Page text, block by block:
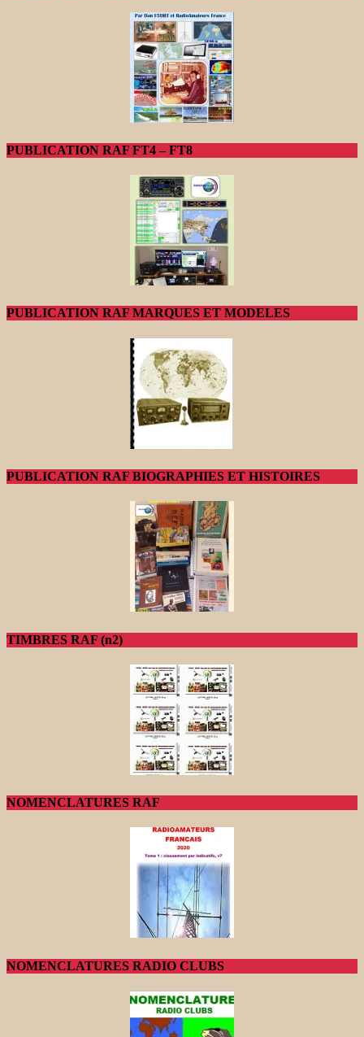
PUBLICATION RAF FT4 – FT8
PUBLICATION RAF MARQUES ET MODELES
PUBLICATION RAF BIOGRAPHIES ET HISTOIRES
TIMBRES RAF (n2)
NOMENCLATURES RAF
NOMENCLATURES RADIO CLUBS